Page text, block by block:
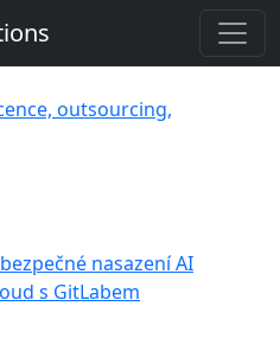
outsourcing,
nasazení AI
s GitLabem